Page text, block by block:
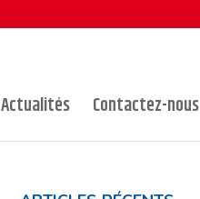
Actualités Contactez-nous